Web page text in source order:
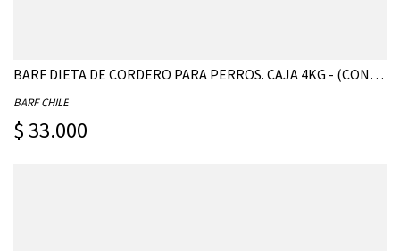
BARF DIETA DE CORDERO PARA PERROS. CAJA 4KG - (CONTIENE 20 UNIDADES DE 200G)
BARF CHILE
$ 33.000